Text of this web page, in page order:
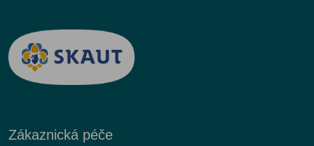
Zákaznická péče